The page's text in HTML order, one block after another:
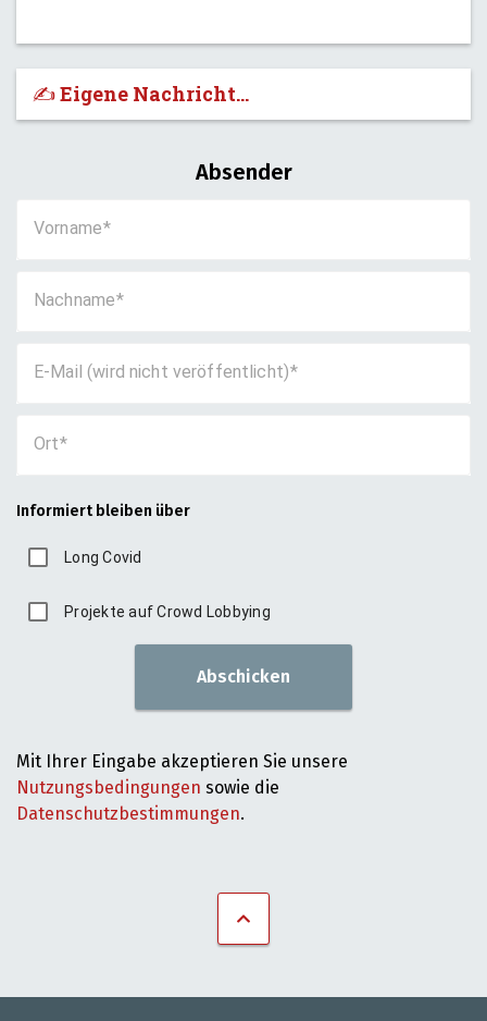
✍️ Eigene Nachricht...
Absender
Vorname
Nachname
E-Mail (wird nicht veröffentlicht)
Ort
Informiert bleiben über
Long Covid
Projekte auf Crowd Lobbying
Abschicken
Mit Ihrer Eingabe akzeptieren Sie unsere
Nutzungsbedingungen sowie die
Datenschutzbestimmungen.